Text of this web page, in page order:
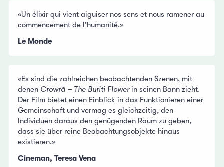
«Un élixir qui vient aiguiser nos sens et nous ramener au
commencement de l’humanité.»
Le Monde
«Es sind die zahlreichen beobachtenden Szenen, mit
denen Crowrã – The Buriti Flowerin seinen Bann zieht.
Der Film bietet einen Einblick in das Funktionieren einer
Gemeinschaft und vermag es gleichzeitig, den
Individuen daraus den genügenden Raum zu geben,
dass sie über reine Beobachtungsobjekte hinaus
existieren.»
Cineman, Teresa Vena